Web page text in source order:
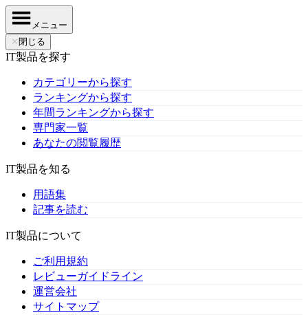
メニュー
✕ 閉じる
IT製品を探す
カテゴリーから探す
ランキングから探す
年間ランキングから探す
専門家一覧
あなたの閲覧履歴
IT製品を知る
用語集
記事を読む
IT製品について
ご利用規約
レビューガイドライン
運営会社
サイトマップ